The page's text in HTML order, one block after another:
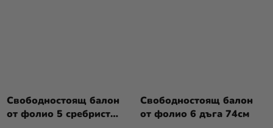
Свободностоящ балон
от фолио 5 сребрист
Свободностоящ балон
от фолио 6 дъга 74см